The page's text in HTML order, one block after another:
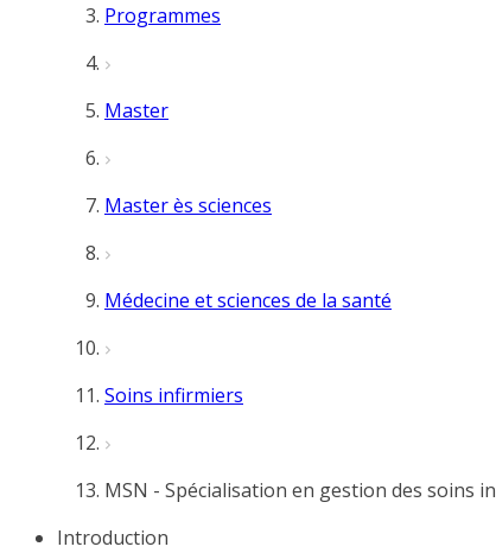
Programmes
Master
Master ès sciences
Médecine et sciences de la santé
Soins infirmiers
MSN - Spécialisation en gestion des soins
Introduction